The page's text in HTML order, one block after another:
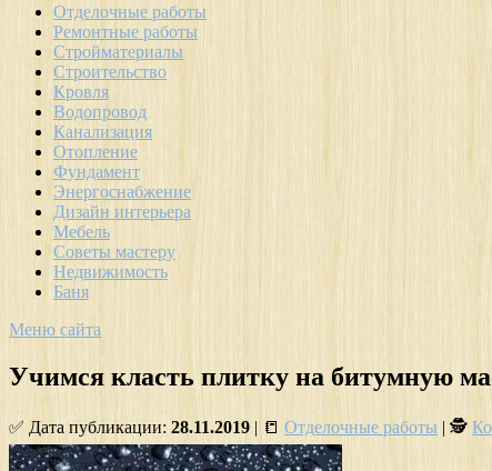
Отделочные работы
Ремонтные работы
Стройматериалы
Строительство
Кровля
Водопровод
Канализация
Отопление
Фундамент
Энергоснабжение
Дизайн интерьера
Мебель
Советы мастеру
Недвижимость
Баня
Меню сайта
Учимся класть плитку на битумную
✅ Дата публикации: 28.11.2019 | 📒 Отделочные работы | 🕵